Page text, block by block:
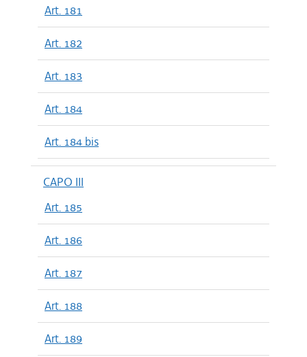
Art. 181
Art. 182
Art. 183
Art. 184
Art. 184 bis
CAPO III
Art. 185
Art. 186
Art. 187
Art. 188
Art. 189